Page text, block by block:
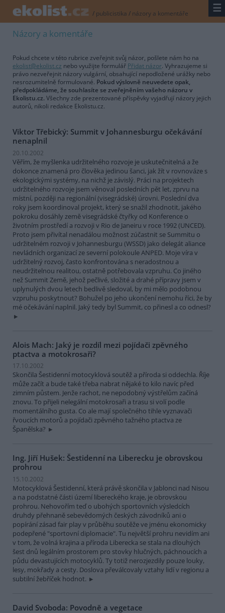
/ publicistika / názory a komentáře ☰
Názory a komentáře
Pokud chcete v této rubrice zveřejnit svůj názor, pošlete nám ho na
ekolist@ekolist.cz nebo využijte formulář Přidat názor. Vyhrazujeme si
právo nezveřejnit názory vulgární, obsahující nepodložené urážky nebo
nesrozumitelně formulované. Pokud výslovně neuvedete opak,
předpokládáme, že souhlasíte se zveřejněním vašeho názoru v
Ekolistu.cz. Všechny zde prezentované příspěvky vyjadřují názory jejich
autorů, nikoli redakce Ekolistu.cz.
Viktor Třebický: Summit v Johannesburgu očekávání
nenaplnil
20.10.2002
Věřím, že myšlenka udržitelného rozvoje je uskutečnitelná a že
dokonce znamená pro člověka jedinou šanci, jak žít v rovnováze s
ekologickými systémy, na nichž je závislý. Práci na projektech
udržitelného rozvoje jsem věnoval posledních pět let, zprvu na
místní, později na regionální (visegrádské) úrovni. Poslední dva
roky jsem koordinoval projekt, který se snažil zhodnotit, jakého
pokroku dosáhly země visegrádské čtyřky od Konference o
životním prostředí a rozvoji v Rio de Janeiru v roce 1992 (UNCED).
Proto jsem přivítal nenadálou možnost zúčastnit se Summitu o
udržitelném rozvoji v Johannesburgu (WSSD) jako delegát aliance
nevládních organizací ze severní polokoule ANPED. Moje víra v
udržitelný rozvoj, často konfrontována s neradostnou a
neudržitelnou realitou, ostatně potřebovala vzpruhu. Co jiného
než Summit Země, jehož pečlivé, složité a drahé přípravy jsem v
uplynulých dvou letech bedlivě sledoval, by mi mělo podobnou
vzpruhu poskytnout? Bohužel po jeho ukončení nemohu říci, že by
mé očekávání naplnil. Jaký tedy byl Summit, co přinesl a co odnesl?
Alois Mach: Jaký je rozdíl mezi pojídači zpěvného
ptactva a motokrosaři?
17.10.2002
Skončila Šestidenní motocyklová soutěž a příroda si oddechla. Říje
může začít a bude také třeba nabrat nějaké to kilo navíc před
zimním půstem. Jenže rachot, ne nepodobný výstřelům začíná
znovu. To přijeli nelegální motokrosaři a trasu si volí podle
momentálního gusta. Co ale mají společného tihle vyznavači
řvoucích motorů a pojídači zpěvného tažného ptactva ze
Španělska?
Ing. Jiří Hušek: Šestidenní na Liberecku je obrovskou
prohrou
15.10.2002
Motocyklová Šestidenní, která právě skončila v Jablonci nad Nisou
a na podstatné části území libereckého kraje, je obrovskou
prohrou. Nehovořím teď o ubohých sportovních výsledcích
druhdy přehnaně sebevědomých českých závodníků ani o
popírání zásad fair play v průběhu soutěže ve jménu ekonomicky
podepřené "sportovní diplomacie". Tu největší prohru nevidím ani
v tom, že volná krajina a příroda Liberecka se stala na dlouhých
šest dnů legálním prostorem pro stovky hlučných, páchnoucích a
půdu devastujících motocyklů. Ty totiž nerozjezdily pouze louky,
lesy, mokřady a cesty. Doslova převálcovaly vztahy lidí v regionu a
subtilní žebříček hodnot.
David Svoboda: Povodně a vegetace